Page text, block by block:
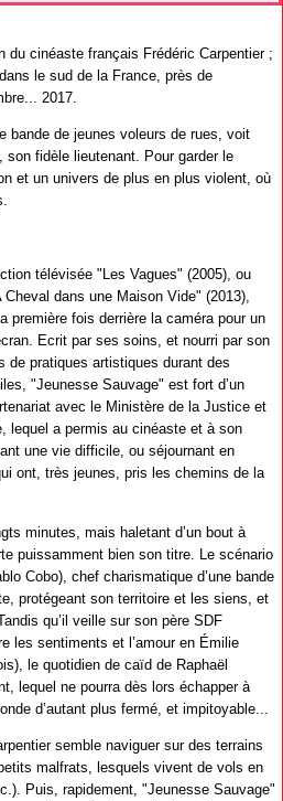
du cinéaste français Frédéric Carpentier ;
le sud de la France, près de
2017.
bande de jeunes voleurs de rues, voit
fidèle lieutenant. Pour garder le
et un univers de plus en plus violent, où
télévisée "Les Vagues" (2005), ou
dans une Maison Vide" (2013),
première fois derrière la caméra pour un
Ecrit par ses soins, et nourri par son
de pratiques artistiques durant des
"Jeunesse Sauvage" est fort d’un
avec le Ministère de la Justice et
lequel a permis au cinéaste et à son
une vie difficile, ou séjournant en
ont, très jeunes, pris les chemins de la
minutes, mais haletant d’un bout à
puissamment bien son titre. Le scénario
Cobo), chef charismatique d’une bande
protégeant son territoire et les siens, et
qu’il veille sur son père SDF
les sentiments et l’amour en Émilie
le quotidien de caïd de Raphaël
lequel ne pourra dès lors échapper à
d’autant plus fermé, et impitoyable...
semble naviguer sur des terrains
malfrats, lesquels vivent de vols en
Puis, rapidement, "Jeunesse Sauvage"